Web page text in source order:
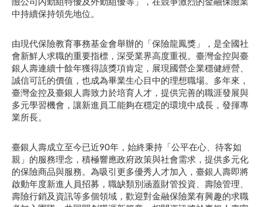
險公司內勤組特優及外勤組優等」，在競爭激烈的金融保險業
中持續保持領先地位。
由現代保險教育事務基金會舉辦的「保險龍鳳獎」，是全國社
會新鮮人求職的重要指標，深受業界高度重視。臺灣金控與臺
銀人壽連續十餘年獲得該獎項肯定，展現國營企業穩健經營、
誠信可託的價值，也成為畢業生心目中的理想職場。多年來，
臺灣金控及臺銀人壽致力於培育人才，提供完善的職涯發展與
多元學習機會，讓新進員工能夠在穩定的環境中成長，發揮專
業所長。
臺銀人壽成立至今已近90年，始終秉持「公平在心、待客如
親」的服務理念，積極響應政府政策與社會需求，提供多元化
的保險商品與服務。為吸引更多優秀人才加入，臺銀人壽即將
啟動年度新進人員招募，職缺類別涵蓋財管投資、壽險管理、
壽險行銷及資訊等多個領域，歡迎對金融保險業有興趣的求職